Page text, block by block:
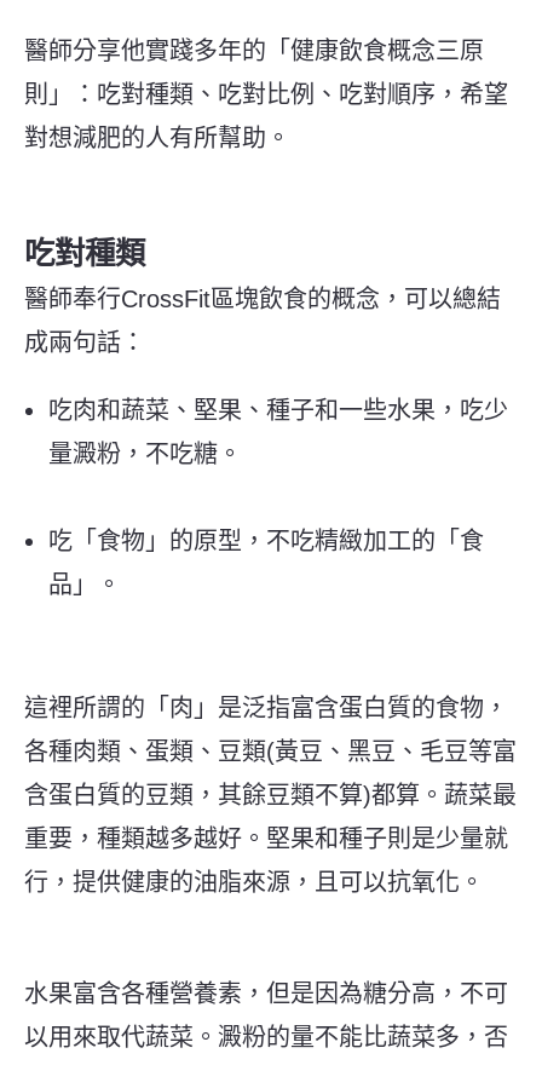
醫師分享他實踐多年的「健康飲食概念三原
則」：吃對種類、吃對比例、吃對順序，希望
對想減肥的人有所幫助。
吃對種類
醫師奉行CrossFit區塊飲食的概念，可以總結
成兩句話：
吃肉和蔬菜、堅果、種子和一些水果，吃少
量澱粉，不吃糖。
吃「食物」的原型，不吃精緻加工的「食
品」。
這裡所謂的「肉」是泛指富含蛋白質的食物，
各種肉類、蛋類、豆類(黃豆、黑豆、毛豆等富
含蛋白質的豆類，其餘豆類不算)都算。蔬菜最
重要，種類越多越好。堅果和種子則是少量就
行，提供健康的油脂來源，且可以抗氧化。
水果富含各種營養素，但是因為糖分高，不可
以用來取代蔬菜。澱粉的量不能比蔬菜多，否